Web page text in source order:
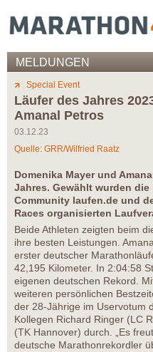
MELDUNGEN
Special Event
Läufer des Jahres
Amanal Petros
03.12.23
Quelle: GRR/Wilfried Raatz
Domenika Mayer und
Jahres. Gewählt wurden
Community laufen.de und
Races organisierten
Beide Athleten zeigten beim
ihre besten Leistungen.
erster deutscher
42,195 Kilometer. In 2:04:58
eigenen deutschen Rekord.
weiteren persönlichen
der 28-Jährige im Uservotum
Kollegen Richard Ringer (LC
(TK Hannover) durch. „Es
deutsche Marathonrekordler